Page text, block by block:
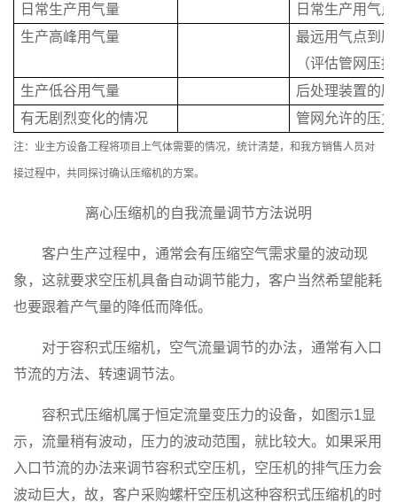
日常生产用气量
日常生产用气
生产高峰用气量
最远用气点到
（评估管网压
生产低谷用气量
后处理装置的
有无剧烈变化的情况
管网允许的压
注：业主方设备工程将项目上气体需要的情况，统计清楚，和我方销售人员对
接过程中，共同探讨确认压缩机的方案。
离心压缩机的自我流量调节方法说明
客户生产过程中，通常会有压缩空气需求量的波动现
象，这就要求空压机具备自动调节能力，客户当然希望能耗
也要跟着产气量的降低而降低。
对于容积式压缩机，空气流量调节的办法，通常有入口
节流的方法、转速调节法。
容积式压缩机属于恒定流量变压力的设备，如图示1显
示，流量稍有波动，压力的波动范围，就比较大。如果采用
入口节流的办法来调节容积式空压机，空压机的排气压力会
波动巨大，故，客户采购螺杆空压机这种容积式压缩机的时